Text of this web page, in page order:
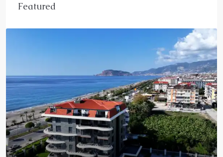
Featured